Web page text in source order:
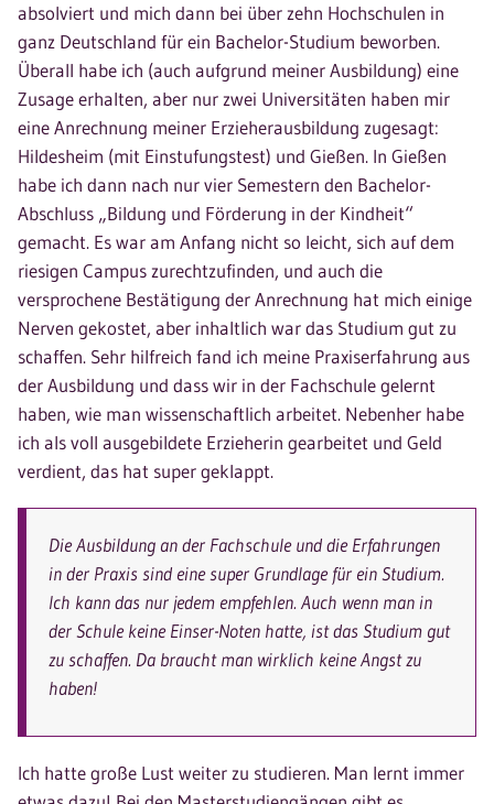
absolviert und mich dann bei über zehn Hochschulen in
ganz Deutschland für ein Bachelor-Studium beworben.
Überall habe ich (auch aufgrund meiner Ausbildung) eine
Zusage erhalten, aber nur zwei Universitäten haben mir
eine Anrechnung meiner Erzieherausbildung zugesagt:
Hildesheim (mit Einstufungstest) und Gießen. In Gießen
habe ich dann nach nur vier Semestern den Bachelor-
Abschluss „Bildung und Förderung in der Kindheit“
gemacht. Es war am Anfang nicht so leicht, sich auf dem
riesigen Campus zurechtzufinden, und auch die
versprochene Bestätigung der Anrechnung hat mich einige
Nerven gekostet, aber inhaltlich war das Studium gut zu
schaffen. Sehr hilfreich fand ich meine Praxiserfahrung aus
der Ausbildung und dass wir in der Fachschule gelernt
haben, wie man wissenschaftlich arbeitet. Nebenher habe
ich als voll ausgebildete Erzieherin gearbeitet und Geld
verdient, das hat super geklappt.
Die Ausbildung an der Fachschule und die Erfahrungen
in der Praxis sind eine super Grundlage für ein Studium.
Ich kann das nur jedem empfehlen. Auch wenn man in
der Schule keine Einser-Noten hatte, ist das Studium gut
zu schaffen. Da braucht man wirklich keine Angst zu
haben!
Ich hatte große Lust weiter zu studieren. Man lernt immer